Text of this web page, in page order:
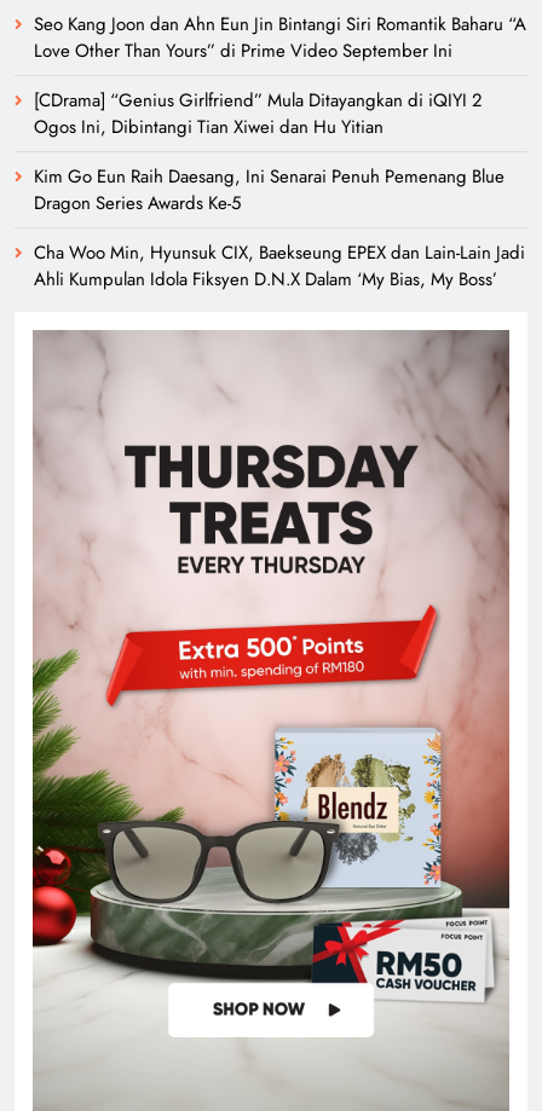
Seo Kang Joon dan Ahn Eun Jin Bintangi Siri Romantik Baharu “A
Love Other Than Yours” di Prime Video September Ini
[CDrama] “Genius Girlfriend” Mula Ditayangkan di iQIYI 2
Ogos Ini, Dibintangi Tian Xiwei dan Hu Yitian
Kim Go Eun Raih Daesang, Ini Senarai Penuh Pemenang Blue
Dragon Series Awards Ke-5
Cha Woo Min, Hyunsuk CIX, Baekseung EPEX dan Lain-Lain Jadi
Ahli Kumpulan Idola Fiksyen D.N.X Dalam ‘My Bias, My Boss’